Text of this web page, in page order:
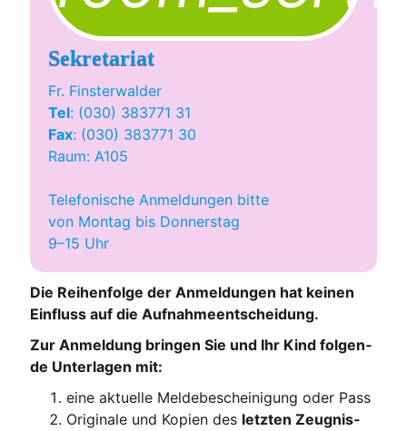
Sekretariat
Fr. Fins­ter­wal­der
Tel: (030) 383771 31
Fax: (030) 383771 30
Raum: A105
Tele­fo­ni­sche Anmel­dun­gen bit­te
von Mon­tag bis Don­ners­tag
9–15 Uhr
Die Rei­hen­fol­ge der Anmel­dun­gen hat kei­nen
Ein­fluss auf die Aufnahmeentscheidung.
Zur Anmel­dung brin­gen Sie und Ihr Kind fol­gen­
de Unter­la­gen mit:
eine aktu­el­le Mel­de­be­schei­ni­gung oder Pass
Ori­gi­na­le und Kopien des letz­ten Zeug­nis­